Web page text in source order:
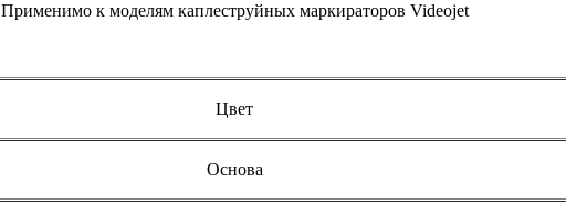
Применимо к моделям каплеструйных маркираторов Videojet
Цвет
Основа